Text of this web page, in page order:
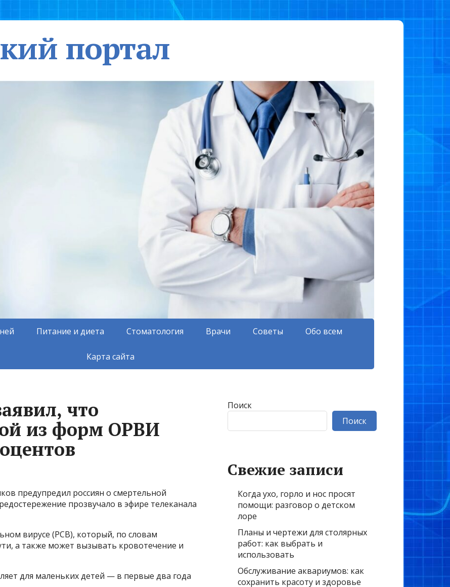
портал
Питание и диета Стоматология Врачи Советы Обо всем
Карта сайта
что
из форм ОРВИ
предупредил россиян о смертельной
прозвучало в эфире телеканала
вирусе (РСВ), который, по словам
а также может вызывать кровотечение и
для маленьких детей — в первые два года
Поиск
Поиск
Свежие записи
Когда ухо, горло и нос просят
помощи: разговор о детском
лоре
Планы и чертежи для столярных
работ: как выбрать и
использовать
Обслуживание аквариумов: как
сохранить красоту и здоровье